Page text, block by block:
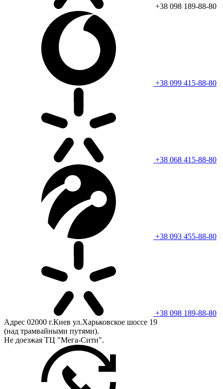
+38 098 189-88-80
+38 099 415-88-80
+38 068 415-88-80
+38 093 455-88-80
+38 098 189-88-80
Адрес 02000 г.Киев ул.Харьковское шоссе 19
(над трамвайными путями).
Не доезжая ТЦ "Мега-Сити".